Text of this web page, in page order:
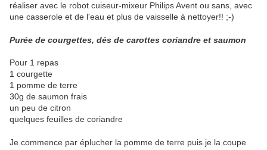
réaliser avec le robot cuiseur-mixeur Philips Avent ou sans, avec
une casserole et de l'eau et plus de vaisselle à nettoyer!! ;-)
Purée de courgettes, dés de carottes coriandre et saumon
Pour 1 repas
1 courgette
1 pomme de terre
30g de saumon frais
un peu de citron
quelques feuilles de coriandre
Je commence par éplucher la pomme de terre puis je la coupe